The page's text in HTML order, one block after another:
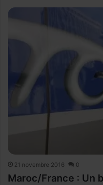
21 novembre 2016 0
Maroc/France : Un